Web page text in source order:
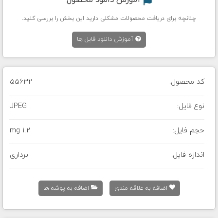
چنانچه برای دریافت محصولات مشکلی دارید این بخش را بررسی کنید.
آموزش دانلود فایل ها
کد محصول: 55632
نوع فایل: JPEG
حجم فایل: 1.2 mg
اندازه فایل: برداری
اضافه به علاقه مندی اضافه به پوشه ها